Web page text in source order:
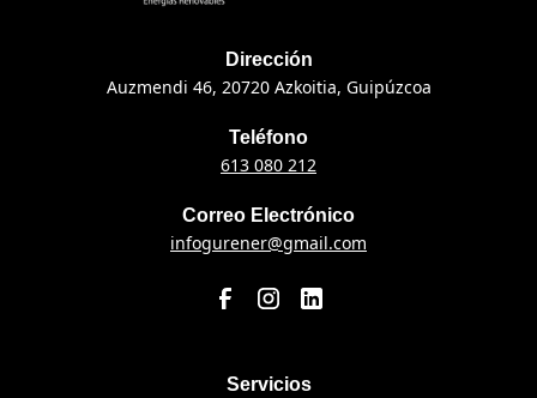
Dirección
Auzmendi 46, 20720 Azkoitia, Guipúzcoa
Teléfono
613 080 212
Correo Electrónico
infogurener@gmail.com
Servicios